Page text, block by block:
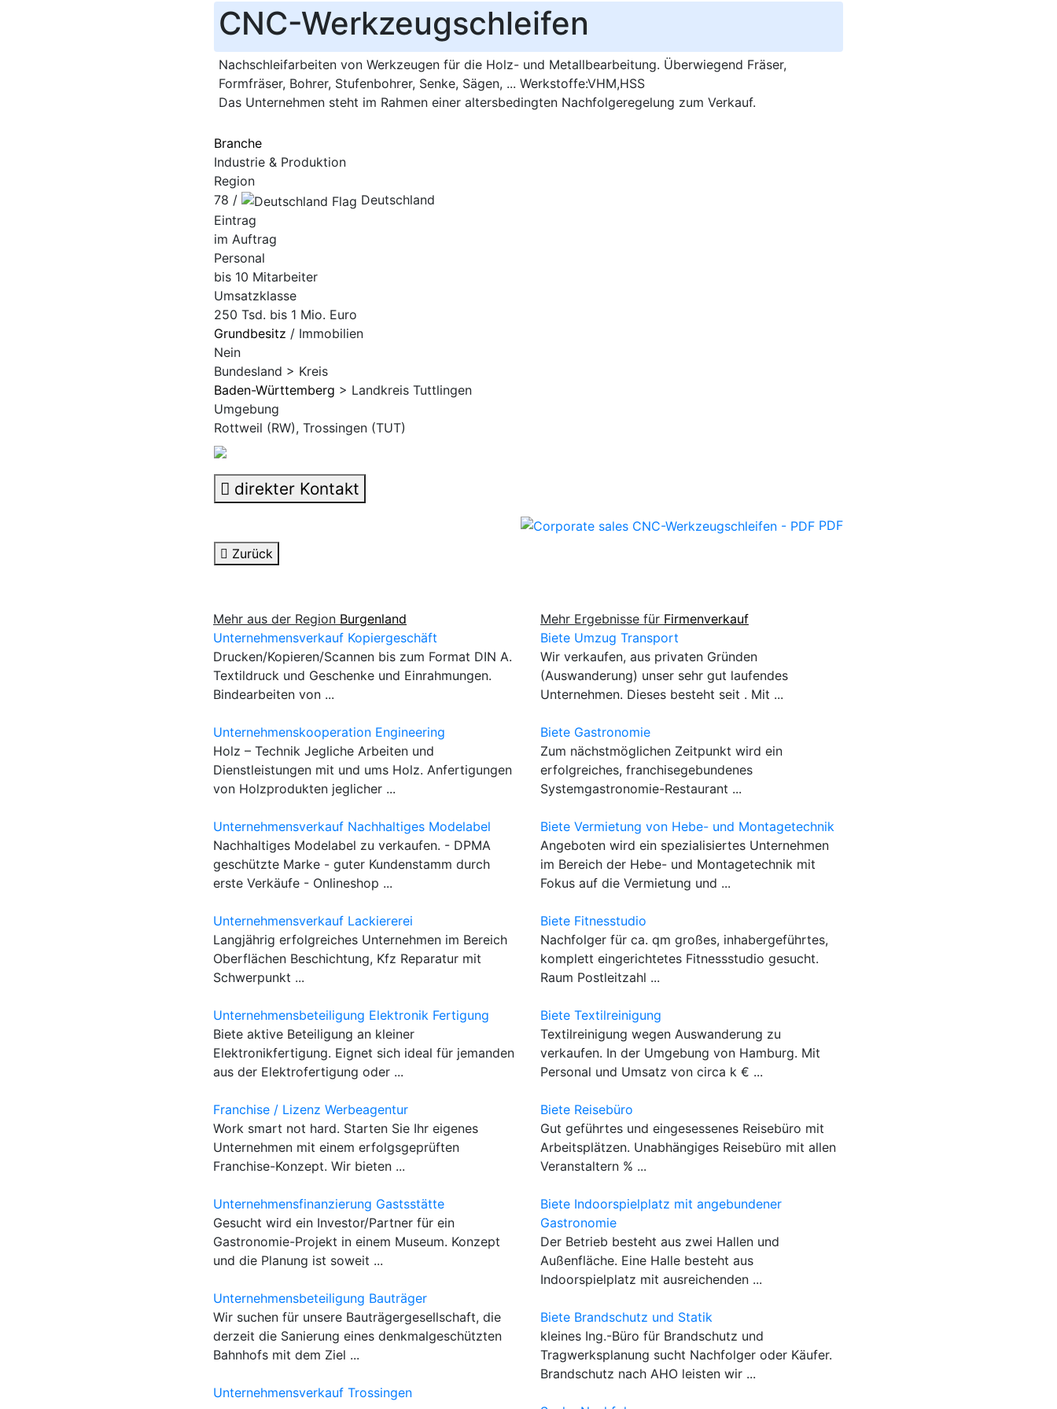
CNC-Werkzeugschleifen
Nachschleifarbeiten von Werkzeugen für die Holz- und Metallbearbeitung. Überwiegend Fräser,
Formfräser, Bohrer, Stufenbohrer, Senke, Sägen, ... Werkstoffe:VHM,HSS
Das Unternehmen steht im Rahmen einer altersbedingten Nachfolgeregelung zum Verkauf.
Branche
Industrie & Produktion
Region
78 /
Deutschland
Eintrag
im Auftrag
Personal
bis 10 Mitarbeiter
Umsatzklasse
250 Tsd. bis 1 Mio. Euro
Grundbesitz / Immobilien
Nein
Bundesland > Kreis
Baden-Württemberg > Landkreis Tuttlingen
Umgebung
Rottweil (RW), Trossingen (TUT)
direkter Kontakt
PDF
Zurück
Mehr aus der Region Burgenland
Unternehmensverkauf Kopiergeschäft
Drucken/Kopieren/Scannen bis zum Format DIN A.
Textildruck und Geschenke und Einrahmungen.
Bindearbeiten von ...
Unternehmenskooperation Engineering
Holz – Technik Jegliche Arbeiten und
Dienstleistungen mit und ums Holz. Anfertigungen
von Holzprodukten jeglicher ...
Unternehmensverkauf Nachhaltiges Modelabel
Nachhaltiges Modelabel zu verkaufen. - DPMA
geschützte Marke - guter Kundenstamm durch
erste Verkäufe - Onlineshop ...
Unternehmensverkauf Lackiererei
Langjährig erfolgreiches Unternehmen im Bereich
Oberflächen Beschichtung, Kfz Reparatur mit
Schwerpunkt ...
Unternehmensbeteiligung Elektronik Fertigung
Biete aktive Beteiligung an kleiner
Elektronikfertigung. Eignet sich ideal für jemanden
aus der Elektrofertigung oder ...
Franchise / Lizenz Werbeagentur
Work smart not hard. Starten Sie Ihr eigenes
Unternehmen mit einem erfolgsgeprüften
Franchise-Konzept. Wir bieten ...
Unternehmensfinanzierung Gastsstätte
Gesucht wird ein Investor/Partner für ein
Gastronomie-Projekt in einem Museum. Konzept
und die Planung ist soweit ...
Unternehmensbeteiligung Bauträger
Wir suchen für unsere Bauträgergesellschaft, die
derzeit die Sanierung eines denkmalgeschützten
Bahnhofs mit dem Ziel ...
Unternehmensverkauf Trossingen
Mehr Ergebnisse für Firmenverkauf
Biete Umzug Transport
Wir verkaufen, aus privaten Gründen
(Auswanderung) unser sehr gut laufendes
Unternehmen. Dieses besteht seit . Mit ...
Biete Gastronomie
Zum nächstmöglichen Zeitpunkt wird ein
erfolgreiches, franchisegebundenes
Systemgastronomie-Restaurant ...
Biete Vermietung von Hebe- und Montagetechnik
Angeboten wird ein spezialisiertes Unternehmen
im Bereich der Hebe- und Montagetechnik mit
Fokus auf die Vermietung und ...
Biete Fitnesstudio
Nachfolger für ca. qm großes, inhabergeführtes,
komplett eingerichtetes Fitnessstudio gesucht.
Raum Postleitzahl ...
Biete Textilreinigung
Textilreinigung wegen Auswanderung zu
verkaufen. In der Umgebung von Hamburg. Mit
Personal und Umsatz von circa k € ...
Biete Reisebüro
Gut geführtes und eingesessenes Reisebüro mit
Arbeitsplätzen. Unabhängiges Reisebüro mit allen
Veranstaltern % ...
Biete Indoorspielplatz mit angebundener
Gastronomie
Der Betrieb besteht aus zwei Hallen und
Außenfläche. Eine Halle besteht aus
Indoorspielplatz mit ausreichenden ...
Biete Brandschutz und Statik
kleines Ing.-Büro für Brandschutz und
Tragwerksplanung sucht Nachfolger oder Käufer.
Brandschutz nach AHO leisten wir ...